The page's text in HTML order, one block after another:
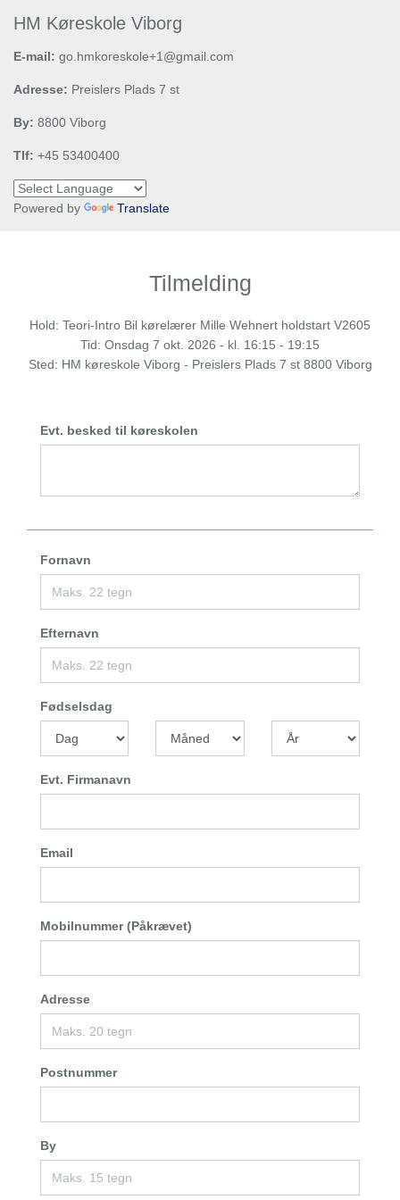
HM Køreskole Viborg
E-mail: go.hmkoreskole+1@gmail.com
Adresse: Preislers Plads 7 st
By: 8800 Viborg
Tlf: +45 53400400
Powered by Translate
Tilmelding
Hold: Teori-Intro Bil kørelærer Mille Wehnert holdstart V2605
Tid: Onsdag 7 okt. 2026 - kl. 16:15 - 19:15
Sted: HM køreskole Viborg - Preislers Plads 7 st 8800 Viborg
Evt. besked til køreskolen
Fornavn
Efternavn
Fødselsdag
Evt. Firmanavn
Email
Mobilnummer (Påkrævet)
Adresse
Postnummer
By